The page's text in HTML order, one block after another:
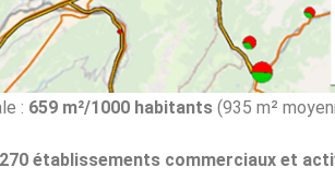
: 659 m²/1000 habitants (935 m²
270 établissements commerciaux et